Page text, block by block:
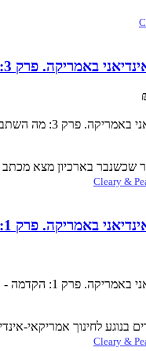
פרק 3: מה השתבש – שרידי הדיכוי
מה השתבש – שרידי הדיכוי
שכשנבר בארכיון מצא
פרק 1: הקדמה – המורה כלומד
1: הקדמה - המורה כלומד
בנוגע לחינוך אמריקאי-